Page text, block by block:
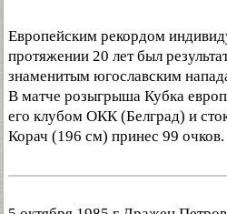
Европейским рекордом
протяжении 20 лет был
знаменитым югославским
В матче розыгрыша Кубка
его клубом ОКК (Белград) и
Корач (196 см) принес 99 очков.